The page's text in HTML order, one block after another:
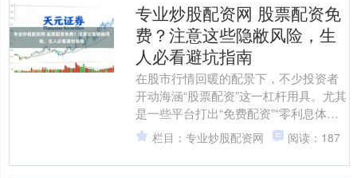
专业炒股配资网 股票配资免
费？注意这些隐敝风险，生
人必看避坑指南
在股市行情回暖的配景下，不少投资者
开动海涵“股票配资”这一杠杆用具。尤其
是一些平台打出“免费配资”“零利息体
验”等诱东说念主告白，招引了许多穷乏
教化的生人入场。....
栏目：专业炒股配资网 阅读：187